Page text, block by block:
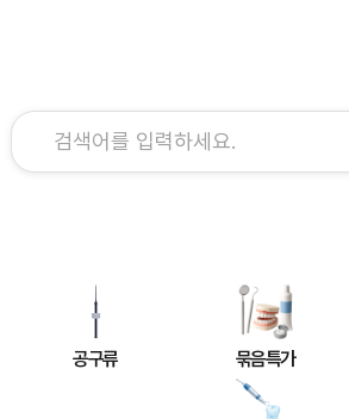
공구류 묶음특가